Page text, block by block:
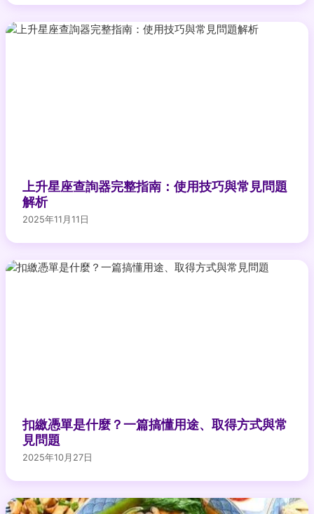
上升星座查詢器完整指南：使用技巧與常見問題
解析
2025年11月11日
扣繳憑單是什麼？一篇搞懂用途、取得方式與常
見問題
2025年10月27日